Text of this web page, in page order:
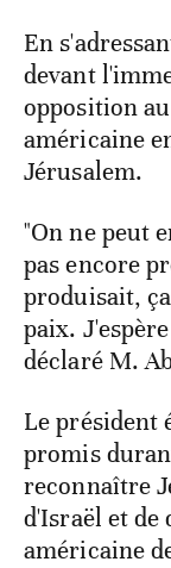
En
devant
opposition
américaine
Jérusalem.
"On ne peut
pas encore
produisait,
paix.
déclaré M.
Le président
promis
reconnaître
d'Israël et de
américaine